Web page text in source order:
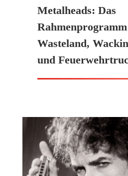
Metalheads: Das
Wasteland,
und